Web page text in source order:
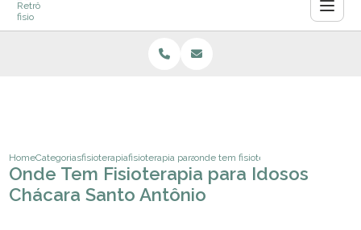
HomeCategoriasfisioterapiafisioterapia para o tratamento de dores cronicas
onde tem fisioterapia para idosos
Onde Tem Fisioterapia para Idosos
Chácara Santo Antônio